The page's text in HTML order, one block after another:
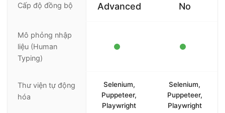
Cấp độ đồng bộ Advanced No
Mô phỏng nhập
liệu (Human
Typing)
Thư viện tự động
hóa
Selenium,
Puppeteer,
Playwright
Selenium,
Puppeteer,
Playwright